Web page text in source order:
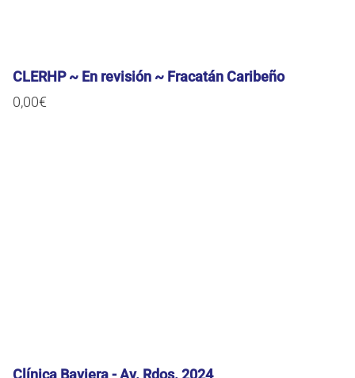
CLERHP ~ En revisión ~ Fracatán Caribeño
0,00€
Clínica Baviera - Av. Rdos. 2024